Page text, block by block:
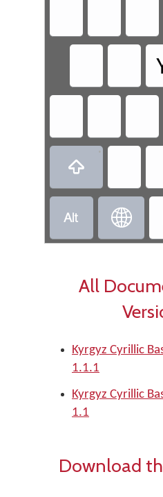

•
 
All
Kyrgyz Cyrillic
1.1.1
Kyrgyz Cyrillic
1.1
Download